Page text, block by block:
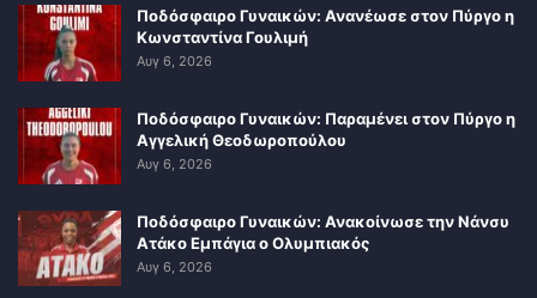
Ποδόσφαιρο Γυναικών: Ανανέωσε στον Πύργο η
Κωνσταντίνα Γουλιμή
Αυγ 6, 2026
Ποδόσφαιρο Γυναικών: Παραμένει στον Πύργο η
Αγγελική Θεοδωροπούλου
Αυγ 6, 2026
Ποδόσφαιρο Γυναικών: Ανακοίνωσε την Νάνσυ
Ατάκο Εμπάγια ο Ολυμπιακός
Αυγ 6, 2026